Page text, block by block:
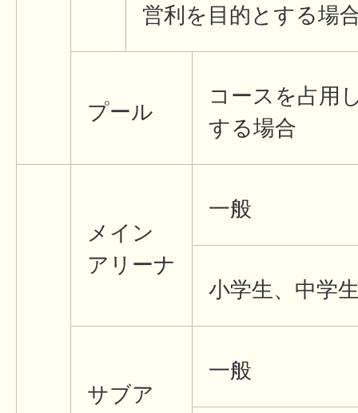
営利を目的とする場
プール
コースを占用
する場合
メイン
アリーナ
一般
小学生、中学
サブア
一般